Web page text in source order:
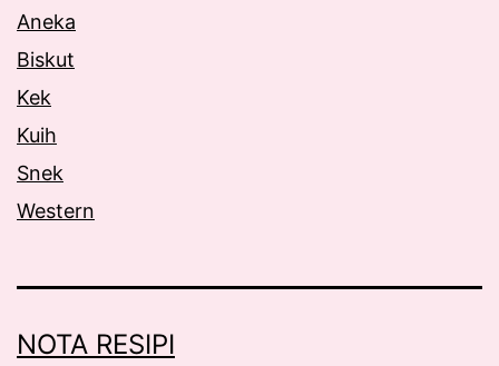
Aneka
Biskut
Kek
Kuih
Snek
Western
NOTA RESIPI